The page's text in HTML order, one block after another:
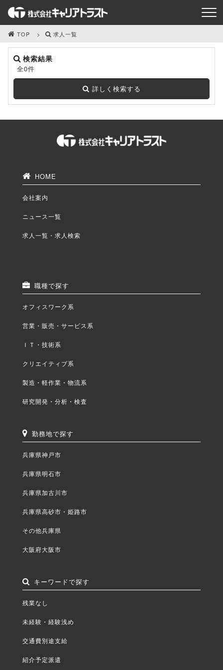
TOP 求人一覧
検索結果
全0件
詳しく検索する
HOME
会社案内
ニュース一覧
求人一覧・求人検索
職種で探す
オフィスワーク系
営業・販売・サービス系
ＩＴ・技術系
クリエイティブ系
製造・軽作業・物流系
研究開発・分析・検査
勤務地で探す
兵庫県神戸市
兵庫県明石市
兵庫県加古川市
兵庫県高砂市・姫路市
その他兵庫県
大阪府大阪市
キーワードで探す
残業なし
未経験・経験浅め
交通費別途支給
紹介予定派遣